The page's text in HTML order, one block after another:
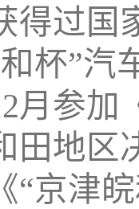
得过国
杯”汽
月参
田地区
“京津